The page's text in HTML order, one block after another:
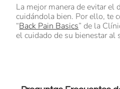
La mejor manera de evitar el
cuidándola bien. Por ello, te
“Back Pain Basics” de la
el cuidado de su bienestar al